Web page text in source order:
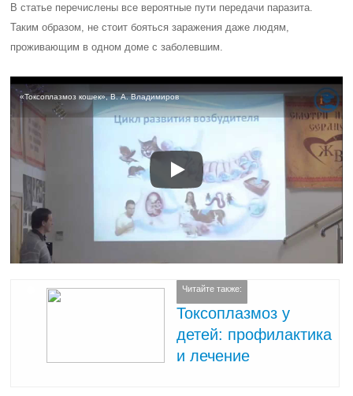
В статье перечислены все вероятные пути передачи паразита.
Таким образом, не стоит бояться заражения даже людям,
проживающим в одном доме с заболевшим.
«Токсоплазмоз кошек», В. А. Владимиров
Читайте также:
Токсоплазмоз у
детей: профилактика
и лечение